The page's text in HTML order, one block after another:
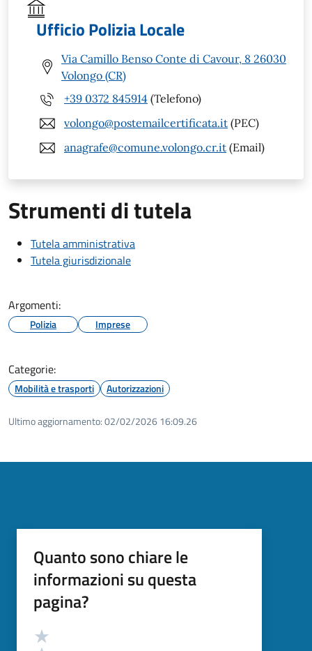
Ufficio Polizia Locale
Via Camillo Benso Conte di Cavour, 8 26030
Volongo (CR)
+39 0372 845914 (Telefono)
volongo@postemailcertificata.it (PEC)
anagrafe@comune.volongo.cr.it (Email)
Strumenti di tutela
Tutela amministrativa
Tutela giurisdizionale
Argomenti:
Polizia Imprese
Categorie:
Mobilità e trasporti Autorizzazioni
Ultimo aggiornamento:02/02/2026 16:09.26
Quanto sono chiare le
informazioni su questa
pagina?
Valutazione